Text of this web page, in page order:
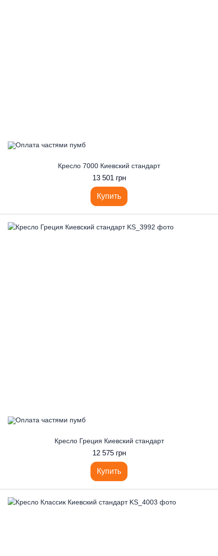
Кресло 7000 Киевский стандарт
13 501 грн
Купить
Кресло Греция Киевский стандарт
12 575 грн
Купить